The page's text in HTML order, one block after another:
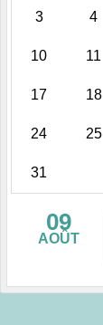
3 4
10 11
17 18
24 25
31
09
AOÛT